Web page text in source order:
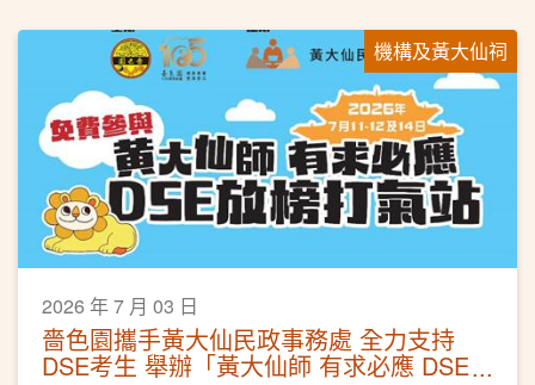
機構及黃大仙祠
2026 年 7 月 03 日
嗇色園攜手黃大仙民政事務處 全力支持
DSE考生 舉辦「黃大仙師 有求必應 DSE